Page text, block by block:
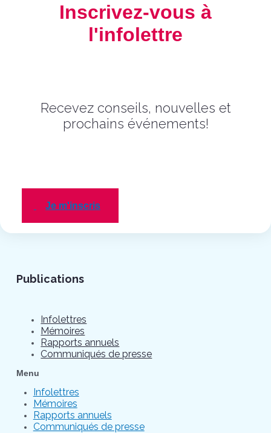
Inscrivez-vous à
l'infolettre
Recevez conseils, nouvelles et
prochains événements!
Je m'inscris
Publications
Infolettres
Mémoires
Rapports annuels
Communiqués de presse
Menu
Infolettres
Mémoires
Rapports annuels
Communiqués de presse